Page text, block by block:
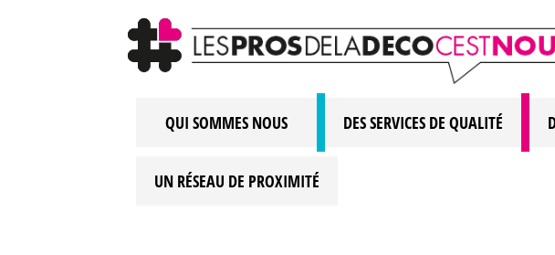
QUI SOMMES NOUS DES SERVICES DE QUALITÉ
UN RÉSEAU DE PROXIMITÉ